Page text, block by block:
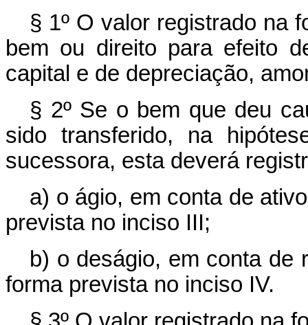
§ 1º O valor registrado na
bem ou direito para efeito
capital e de depreciação,
§ 2º Se o bem que deu
sido transferido, na
sucessora, esta deverá
a) o ágio, em conta de
prevista no inciso III;
b) o deságio, em conta de
forma prevista no inciso IV.